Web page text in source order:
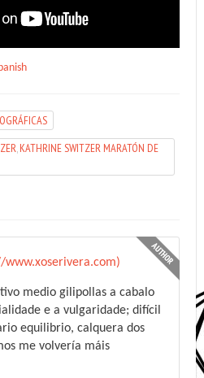
KATHRINE SWITZER MARATÓN DE
www.xoserivera.com)
medio gilipollas a cabalo
e a vulgaridade; difícil
equilibrio, calquera dos
me volvería máis